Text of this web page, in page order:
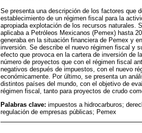
Se presenta una descripción de los factores que
establecimiento de un régimen fiscal para la
apropiada explotación de los recursos naturales.
aplicaba a Petróleos Mexicanos (Pemex) hasta
generaba en la situación financiera de Pemex y
inversión. Se describe el nuevo régimen fiscal y
efecto que provoca en la cartera de inversión de
número de proyectos que con el régimen fiscal
negativos después de impuestos, con el nuevo
económicamente. Por último, se presenta un
distintos países del mundo, con el objetivo de
régimen fiscal, tanto para proyectos de crudo
Palabras clave: impuestos a hidrocarburos;
regulación de empresas públicas; Pemex